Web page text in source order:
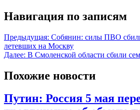
Навигация по записям
Предыдущая: Собянин: силы ПВО
летевших на Москву
Далее: В Смоленской области сбили
Похожие новости
Путин: Россия 5 мая